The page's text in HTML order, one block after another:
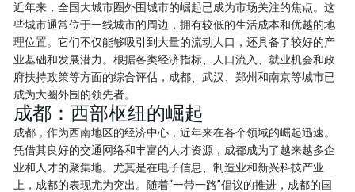
近年来，全国大城市圈外围城市的崛起已成为市场关注的焦点。这
些城市通常位于一线城市的周边，拥有较低的生活成本和优越的地
理位置。它们不仅能够吸引到大量的流动人口，还具备了较好的产
业基础和发展潜力。根据各类经济指标、人口流入、就业机会和政
府扶持政策等方面的综合评估，成都、武汉、郑州和南京等城市已
成为大圈外围的领先者。
成都：西部枢纽的崛起
成都，作为西南地区的经济中心，近年来在各个领域的崛起迅速。
凭借其良好的交通网络和丰富的人才资源，成都成为了越来越多企
业和人才的聚集地。尤其是在电子信息、制造业和新兴科技产业
上，成都的表现尤为突出。随着“一带一路”倡议的推进，成都的国